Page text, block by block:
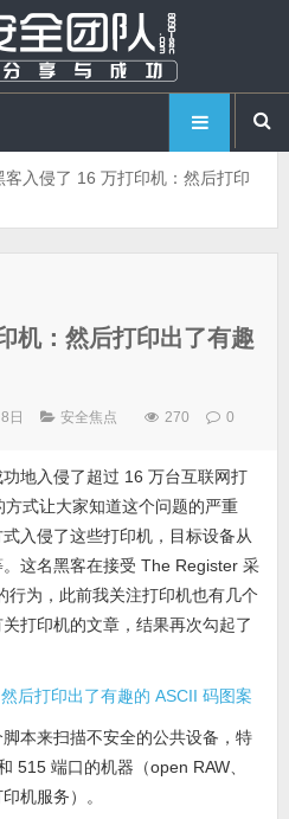
客入侵了 16 万打印机：然后打印
机：然后打印出了有趣
日 安全焦点 270 0
地入侵了超过 16 万台互联网打
式让大家知道这个问题的严重
入侵了这些打印机，目标设备从
这名黑客在接受 The Register 采
行为，此前我关注打印机也有几个
打印机的文章，结果再次勾起了
本来扫描不安全的公共设备，特
515 端口的机器（open RAW、
机服务）。